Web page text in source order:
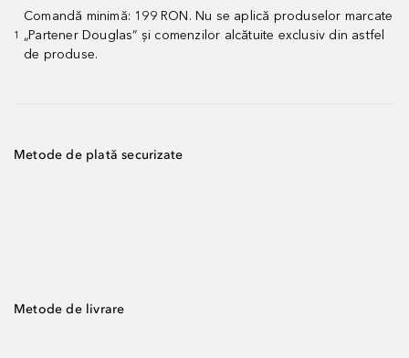
1
Comandă minimă: 199 RON. Nu se aplică produselor marcate
„Partener Douglas” și comenzilor alcătuite exclusiv din astfel
de produse.
Metode de plată securizate
Metode de livrare